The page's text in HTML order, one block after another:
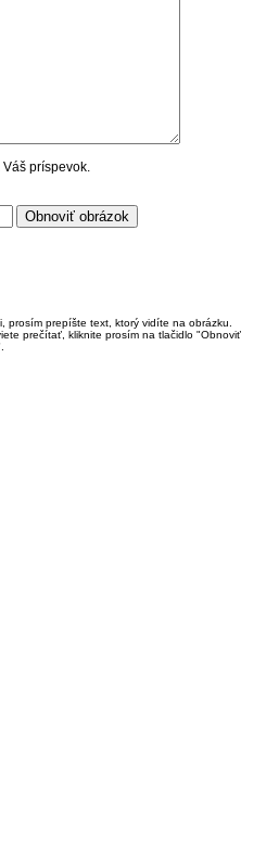
príspevok.
prosím prepíšte text, ktorý vidíte na obrázku.
prečítať, kliknite prosím na tlačidlo "Obnoviť